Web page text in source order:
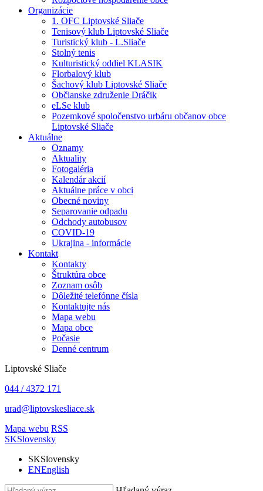
Organizácie
1. OFC Liptovské Sliače
Tenisový klub Liptovské Sliače
Turistický klub - L.Sliače
Stolný tenis
Kulturistický oddiel KLASIK
Florbalový klub
Šachový klub Liptovské Sliače
Občianske združenie Dráčik
eLSe klub
Pozemkové spoločenstvo urbáru občanov obce
Liptovské Sliače
Aktuálne
Oznamy
Aktuality
Fotogaléria
Kalendár akcií
Aktuálne práce v obci
Obecné noviny
Separovanie odpadu
Odchody autobusov
COVID-19
Ukrajina - informácie
Kontakt
Kontakty
Štruktúra obce
Zoznam osôb
Dôležité telefónne čísla
Kontaktujte nás
Mapa webu
Mapa obce
Počasie
Denné centrum
Liptovské Sliače
044 / 4372 171
urad@liptovskesliace.sk
Mapa webu RSS
SKSlovensky
SKSlovensky
ENEnglish